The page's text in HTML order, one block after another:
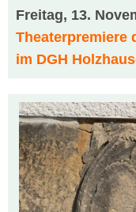
Freitag, 13.
Theaterpremiere
im DGH